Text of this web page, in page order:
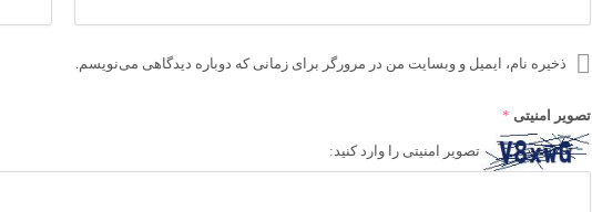
ذخیره نام، ایمیل و وبسایت من در مرورگر برای زمانی که دوباره دیدگاهی می‌نویسم.
تصویر امنیتی *
تصویر امنیتی را وارد کنید: